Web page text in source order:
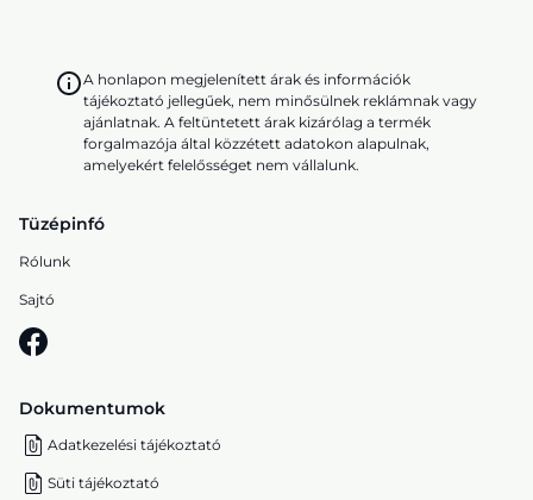
A honlapon megjelenített árak és információk
tájékoztató jellegűek, nem minősülnek reklámnak vagy
ajánlatnak. A feltüntetett árak kizárólag a termék
forgalmazója által közzétett adatokon alapulnak,
amelyekért felelősséget nem vállalunk.
Tüzépinfó
Rólunk
Sajtó
Dokumentumok
Adatkezelési tájékoztató
Süti tájékoztató